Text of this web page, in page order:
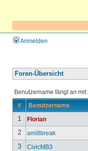
Anmelden
Foren-Übersicht
Benutzername fängt an mit:
# Benutzername
1 Florian
2 ami8break
3 CivicMB3